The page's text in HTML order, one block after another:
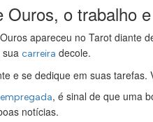
Ouros, o trabalho
apareceu no Tarot diante
carreira decole.
e se dedique em suas tarefas.
, é sinal de que uma
notícias.